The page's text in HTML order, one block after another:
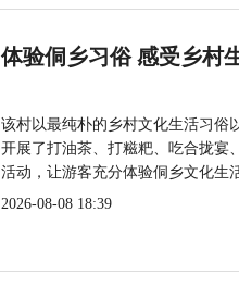
体验侗乡习俗 感受乡村
该村以最纯朴的乡村文化生活习俗
开展了打油茶、打糍粑、吃合拢宴
活动，让游客充分体验侗乡文化生
2026-08-08 18:39